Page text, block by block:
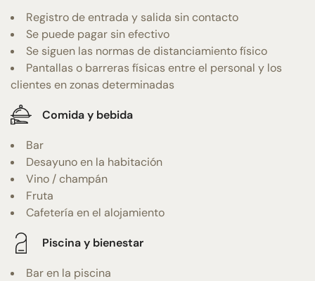
Registro de entrada y salida sin contacto
Se puede pagar sin efectivo
Se siguen las normas de distanciamiento físico
Pantallas o barreras físicas entre el personal y los
clientes en zonas determinadas
Comida y bebida
Bar
Desayuno en la habitación
Vino / champán
Fruta
Cafetería en el alojamiento
Piscina y bienestar
Bar en la piscina